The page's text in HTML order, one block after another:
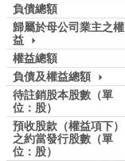
負債總額
歸屬於母公司業主之權
益 arrow_drop_down
權益總額
負債及權益總額 arrow_drop_down
待註銷股本股數（單
位：股）
預收股款（權益項下）
之約當發行股數（單
位：股）